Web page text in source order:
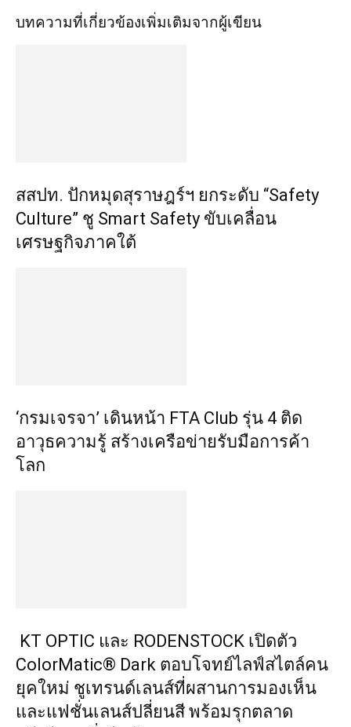
บทความที่เกี่ยวข้องเพิ่มเติมจากผู้เขียน
สสปท. ปักหมุดสุราษฎร์ฯ ยกระดับ “Safety
Culture” ชู Smart Safety ขับเคลื่อน
เศรษฐกิจภาคใต้
‘กรมเจรจา’ เดินหน้า FTA Club รุ่น 4 ติด
อาวุธความรู้ สร้างเครือข่ายรับมือการค้า
โลก
KT OPTIC และ RODENSTOCK เปิดตัว
ColorMatic® Dark ตอบโจทย์ไลฟ์สไตล์คน
ยุคใหม่ ชูเทรนด์เลนส์ที่ผสานการมองเห็น
และแฟชั่นเลนส์ปลี่ยนสี พร้อมรุกตลาด